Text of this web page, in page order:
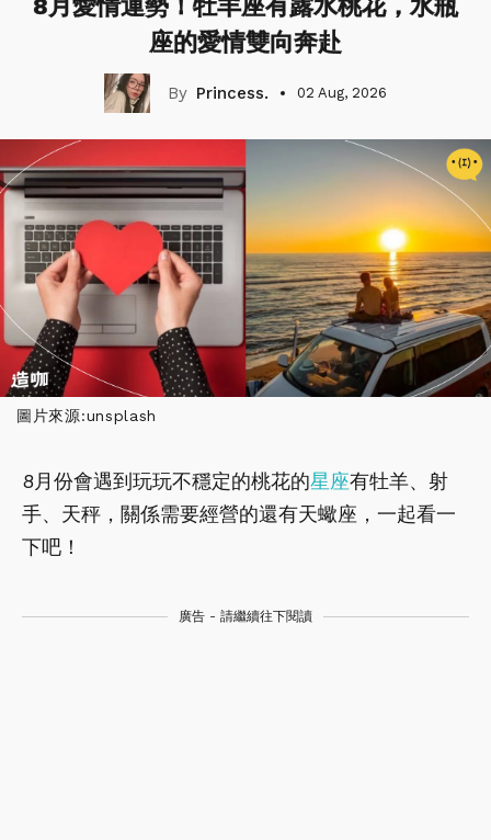
8月愛情運勢！牡羊座有露水桃花，水瓶
座的愛情雙向奔赴
Princess. 02 Aug, 2026
圖片來源:unsplash
8月份會遇到玩玩不穩定的桃花的星座有牡羊、射
手、天秤，關係需要經營的還有天蠍座，一起看一
下吧！
廣告 - 請繼續往下閱讀